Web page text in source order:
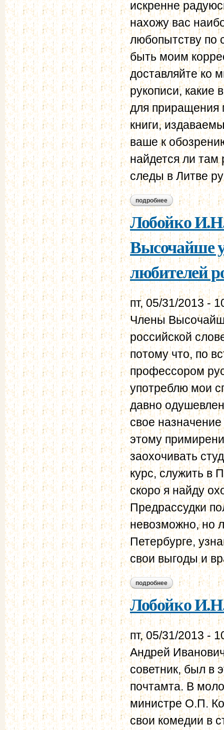
искренне
нахожу вас
любопытству по
быть моим
доставляйте ко
рукописи, какие
для приращения
книги,
ваше к
найдется ли там
следы в Литве
подробнее о лобойко и.н.
Лобойко
Высочайше
любителей
пт, 05/31/2013 -
Члены
российской
потому что, по
профессором
употреблю мои
давно
свое
этому
заохочивать
курс, служить в
скоро я найду
Предрассудки
невозможно, но
Петербурге,
свои выгоды и
подробнее о лобойко и.н.
российской
Лобойко
пт, 05/31/2013 -
Андрей
советник, был в
почтамта. В
министре О.П.
свои комедии в